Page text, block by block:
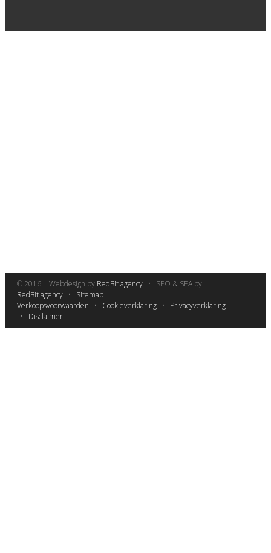
© 2016 | Webdesign by RedBit.agency • SEO & SEA by
RedBit.agency • Sitemap
Verkoopsvoorwaarden • Cookieverklaring • Privacyverklaring
• Disclaimer